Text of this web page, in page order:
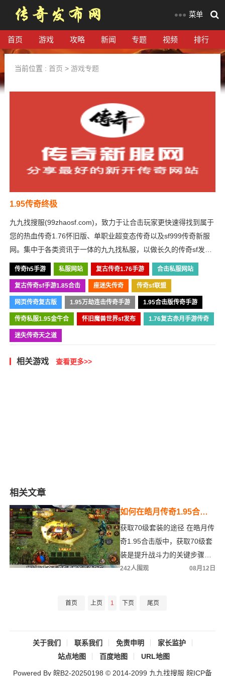
菜单
首页 游戏 攻略 新闻 专题 视频 排行
当前位置 : 首页 > 游戏专题
1.95传奇终极
九九找搜服(99zhaosf.com)，致力于让合击玩家更快速得找到属于
您的热血传奇1.76怀旧版、单职业超变态传奇以及sf999传奇新服
网。集中于各类资讯于一体的九九找私服，以做长久的传奇sf发布
网为目标，我们必将战斗到底！
传奇h5手游 私服网站 复古传奇1.76手游 合击私服网站
复古传奇sf手游1.85合击 座迷失传奇 传奇sf联盟
网页传奇复古版 1.95万劫连击传奇手游 1.95合击版传奇手游
传奇私服1.95金牛合 怀旧魔兽世界sf发布 1.76复古赤月手游传奇
迷失传奇天之道
相关游戏 查看更多>>
相关文章
如何在皓月传奇1.95合击
版中获取并升级70级套装
提升战斗力
获取70级套装的途径 在皓月传
奇1.95合击版中，获取70级套
装是提升战斗力的关键步骤。
以下是几种主要的获取方式：
242人围观 08月12日
首页 上页 1 下页 尾页
关于我们 联系我们 免责申明
家长监护
站点地图
百度地图 URL地图
Powered By 皖B2-20250198 © 2014-2099 九九找搜服 皖ICP备